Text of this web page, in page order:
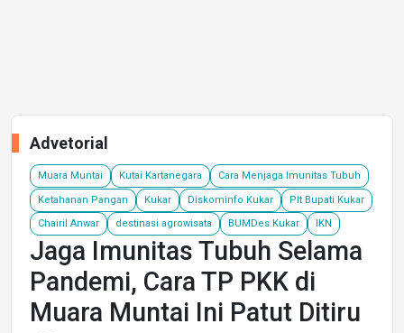
Advetorial
Muara Muntai Kutai Kartanegara Cara Menjaga Imunitas Tubuh
Ketahanan Pangan Kukar Diskominfo Kukar Plt Bupati Kukar
Chairil Anwar destinasi agrowisata BUMDes Kukar IKN
Jaga Imunitas Tubuh Selama
Pandemi, Cara TP PKK di
Muara Muntai Ini Patut Ditiru